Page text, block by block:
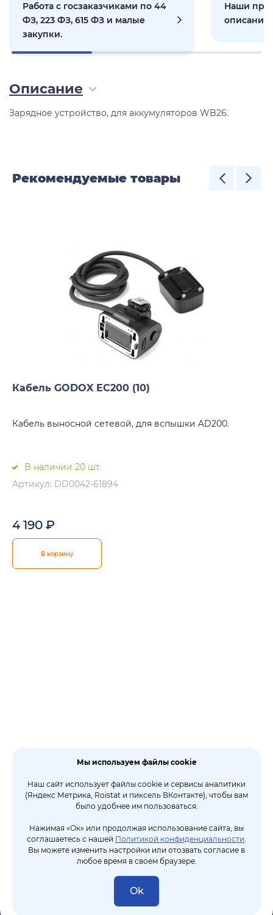
Работа с госзаказчиками по 44
ФЗ, 223 ФЗ, 615 ФЗ и малые
закупки.
Наши
Описание
Зарядное устройство, для аккумуляторов WB26.
Рекомендуемые товары
Кабель GODOX EC200 (10)
Кабель выносной сетевой, для вспышки AD200.
В наличии 20 шт.
Артикул: DD0042-61894
4 190 ₽
В корзину
Мы используем файлы cookie
Наш сайт использует файлы cookie и сервисы аналитики
(Яндекс Метрика, Roistat и пиксель ВКонтакте), чтобы вам
было удобнее им пользоваться.
Нажимая «Ок» или продолжая использование сайта, вы
соглашаетесь с нашей Политикой конфиденциальности.
Вы можете изменить настройки или отозвать согласие в
любое время в своем браузере.
Ok